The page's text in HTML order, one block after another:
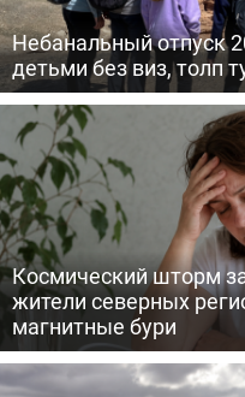
Небанальный отпуск
детьми без виз, толп
Космический шторм
жители северных
магнитные бури